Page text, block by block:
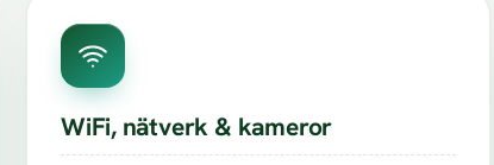
WiFi, nätverk & kameror